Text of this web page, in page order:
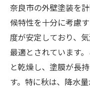
保護
奈良市特有
外壁塗装
ニック
奈良市の住
奈良市の外壁塗装を
候特性を十分に考慮
度が安定しており、
最適とされています
と乾燥し、塗膜が長
す。特に秋は、降水